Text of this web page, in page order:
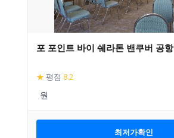
포 포인트 바이 쉐라톤 밴쿠버 공항
★ 평점 8.2
최저가확인